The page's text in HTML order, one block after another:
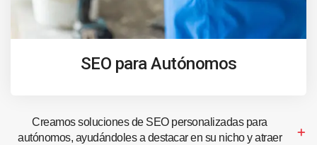
SEO para Autónomos
Creamos soluciones de SEO personalizadas para
autónomos, ayudándoles a destacar en su nicho y atraer